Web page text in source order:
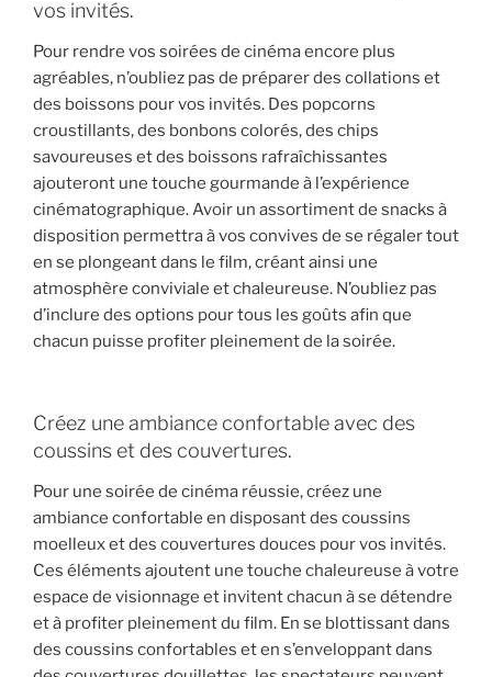
vos invités.
Pour rendre vos soirées de cinéma encore plus
agréables, n’oubliez pas de préparer des collations et
des boissons pour vos invités. Des popcorns
croustillants, des bonbons colorés, des chips
savoureuses et des boissons rafraîchissantes
ajouteront une touche gourmande à l’expérience
cinématographique. Avoir un assortiment de snacks à
disposition permettra à vos convives de se régaler tout
en se plongeant dans le film, créant ainsi une
atmosphère conviviale et chaleureuse. N’oubliez pas
d’inclure des options pour tous les goûts afin que
chacun puisse profiter pleinement de la soirée.
Créez une ambiance confortable avec des
coussins et des couvertures.
Pour une soirée de cinéma réussie, créez une
ambiance confortable en disposant des coussins
moelleux et des couvertures douces pour vos invités.
Ces éléments ajoutent une touche chaleureuse à votre
espace de visionnage et invitent chacun à se détendre
et à profiter pleinement du film. En se blottissant dans
des coussins confortables et en s’enveloppant dans